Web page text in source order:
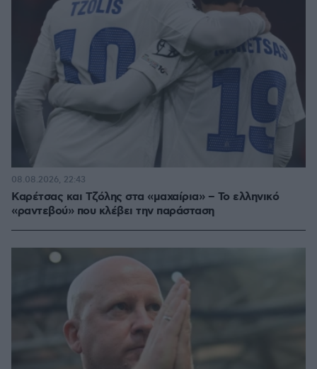
Καρέτσας και Τζόλης στα «μαχαίρια» – Το ελληνικό
«ραντεβού» που κλέβει την παράσταση
08.08.2026, 22:43